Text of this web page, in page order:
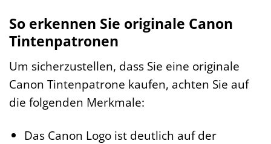
So erkennen Sie originale Canon
Tintenpatronen
Um sicherzustellen, dass Sie eine originale
Canon Tintenpatrone kaufen, achten Sie auf
die folgenden Merkmale:
Das Canon Logo ist deutlich auf der